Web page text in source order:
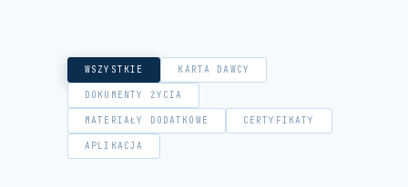
WSZYSTKIE KARTA DAWCY
DOKUMENTY ŻYCIA
MATERIAŁY DODATKOWE CERTYFIKATY
APLIKACJA